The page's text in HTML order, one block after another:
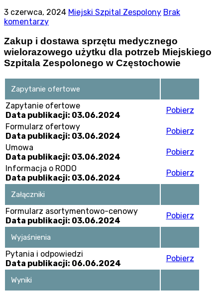
3 czerwca, 2024 Miejski Szpital Zespolony Brak
komentarzy
Zakup i dostawa sprzętu medycznego
wielorazowego użytku dla potrzeb Miejskiego
Szpitala Zespolonego w Częstochowie
Zapytanie ofertowe
Zapytanie ofertowe
Data publikacji: 03.06.2024
Pobierz
Formularz ofertowy
Data publikacji: 03.06.2024
Pobierz
Umowa
Data publikacji: 03.06.2024
Pobierz
Informacja o RODO
Data publikacji: 03.06.2024
Pobierz
Załączniki
Formularz asortymentowo-cenowy
Data publikacji: 03.06.2024
Pobierz
Wyjaśnienia
Pytania i odpowiedzi
Data publikacji: 06.06.2024
Pobierz
Wyniki